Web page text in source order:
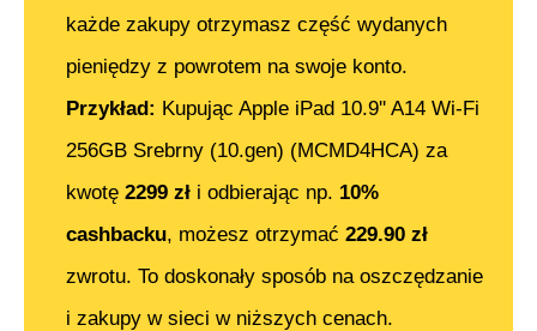
każde zakupy otrzymasz część wydanych
pieniędzy z powrotem na swoje konto.
Przykład: Kupując Apple iPad 10.9'' A14 Wi-Fi
256GB Srebrny (10.gen) (MCMD4HCA) za
kwotę 2299 zł i odbierając np. 10%
cashbacku, możesz otrzymać 229.90 zł
zwrotu. To doskonały sposób na oszczędzanie
i zakupy w sieci w niższych cenach.